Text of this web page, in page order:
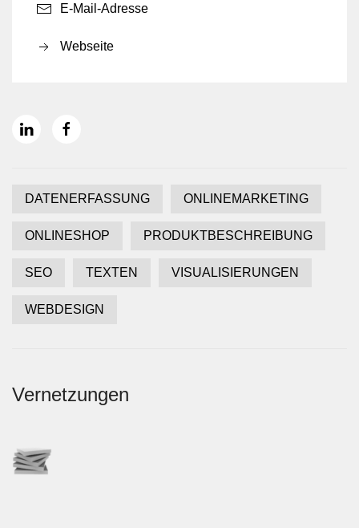
E-Mail-Adresse
Webseite
DATENERFASSUNG ONLINEMARKETING
ONLINESHOP PRODUKTBESCHREIBUNG
SEO TEXTEN VISUALISIERUNGEN
WEBDESIGN
Vernetzungen